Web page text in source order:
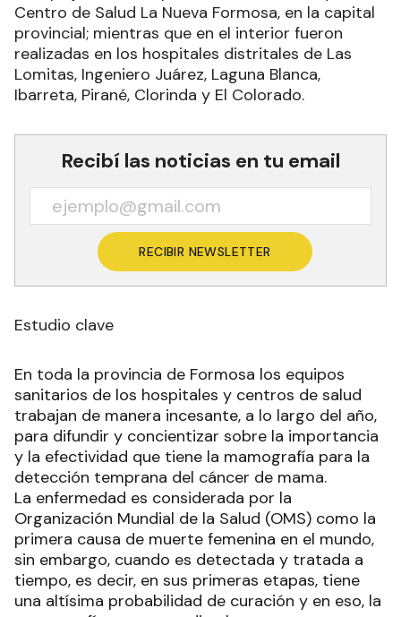
Centro de Salud La Nueva Formosa, en la capital
provincial; mientras que en el interior fueron
realizadas en los hospitales distritales de Las
Lomitas, Ingeniero Juárez, Laguna Blanca,
Ibarreta, Pirané, Clorinda y El Colorado.
Recibí las noticias en tu email
RECIBIR NEWSLETTER
Estudio clave
En toda la provincia de Formosa los equipos
sanitarios de los hospitales y centros de salud
trabajan de manera incesante, a lo largo del año,
para difundir y concientizar sobre la importancia
y la efectividad que tiene la mamografía para la
detección temprana del cáncer de mama.
La enfermedad es considerada por la
Organización Mundial de la Salud (OMS) como la
primera causa de muerte femenina en el mundo,
sin embargo, cuando es detectada y tratada a
tiempo, es decir, en sus primeras etapas, tiene
una altísima probabilidad de curación y en eso, la